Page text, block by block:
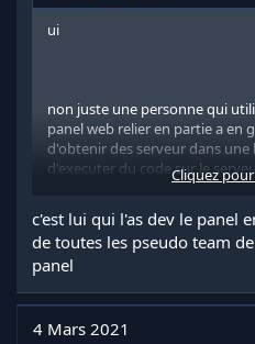
ui
non juste une personne qui
panel web relier en partie a en
d'obtenir des serveur dans une
d'executer du code sur le
premier a utiliser dans le
, par la suite on a eux une
panel mais ceci est assez récent
Cliquez
c'est lui qui l'as dev le panel
de toutes les pseudo team
panel
4 Mars 2021